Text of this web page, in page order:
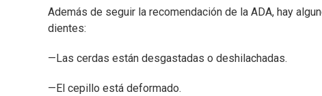
Además de seguir la recomendación de la ADA, hay
dientes:
—Las cerdas están desgastadas o deshilachadas.
—El cepillo está deformado.